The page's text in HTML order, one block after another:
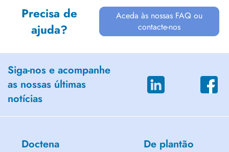
Precisa de
ajuda?
Aceda às nossas FAQ ou
contacte-nos
Siga-nos e acompanhe
as nossas últimas
notícias
Doctena De plantão